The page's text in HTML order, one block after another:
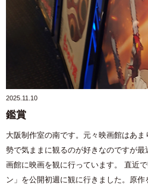
2025.11.10
鑑賞
大阪制作室の南です。元々映画館はあ
勢で気ままに観るのが好きなのですが
画館に映画を観に行っています。 直近
ン」を公開初週に観に行きました。原